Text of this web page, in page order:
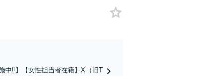
中‼】【女性担当者在籍】X（旧T